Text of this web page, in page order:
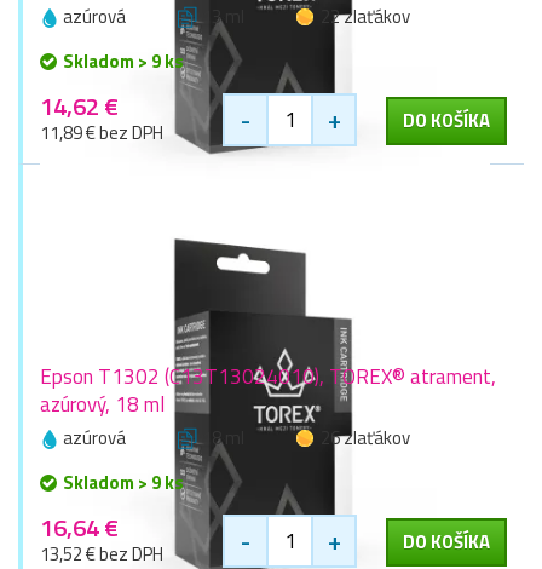
azúrová 13 ml
22 zlaťákov
Skladom > 9 ks
14,62 €
11,89 € bez DPH - + DO KOŠÍKA
Epson T1302 (C13T13024010), TOREX® atrament,
azúrový, 18 ml
azúrová 18 ml
26 zlaťákov
Skladom > 9 ks
16,64 €
13,52 € bez DPH - + DO KOŠÍKA